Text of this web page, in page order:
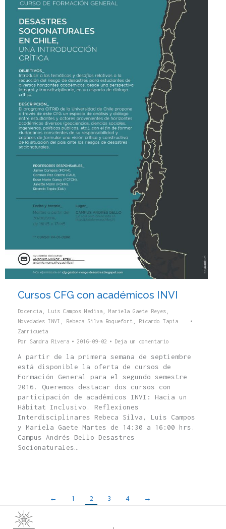
Cursos CFG con académicos INVI
Docencia Luis Campos Medina Mariela Gaete Reyes
Novedades INVI
Rebeca Silva Roquefort
Ricardo Tapia
Zarricueta
Por Sandra Rivera 2016-09-02 Deja un comentario
A partir de la primera semana de septiembre
está disponible la oferta de cursos de
Formación General para el segundo semestre
2016. Queremos destacar dos cursos con
participación de académicos INVI: Hacia un
Hábitat Inclusivo. Reflexiones
Interdisciplinares Rebeca Silva, Luis Campos
y Mariela Gaete Martes de 14:30 a 16:00 hrs.
Campus Andrés Bello Desastres
Socionaturales…
← 1 2 3 4 →